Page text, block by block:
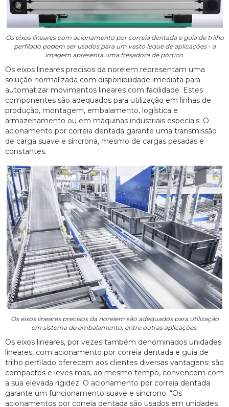
Os eixos lineares com acionamento por correia dentada e guia de trilho
perfilado podem ser usados para um vasto leque de aplicações - a
imagem apresenta uma fresadora de pórtico.
Os eixos lineares precisos da norelem representam uma
solução normalizada com disponibilidade imediata para
automatizar movimentos lineares com facilidade. Estes
componentes são adequados para utilização em linhas de
produção, montagem, embalamento, logística e
armazenamento ou em máquinas industriais especiais. O
acionamento por correia dentada garante uma transmissão
de carga suave e síncrona, mesmo de cargas pesadas e
constantes.
Os eixos lineares precisos da norelem são adequados para utilização
em sistema de embalamento, entre outras aplicações.
Os eixos lineares, por vezes também denominados unidades
lineares, com acionamento por correia dentada e guia de
trilho perfilado oferecem aos clientes diversas vantagens: são
compactos e leves mas, ao mesmo tempo, convencem com
a sua elevada rigidez. O acionamento por correia dentada
garante um funcionamento suave e síncrono. “Os
acionamentos por correia dentada são usados em unidades